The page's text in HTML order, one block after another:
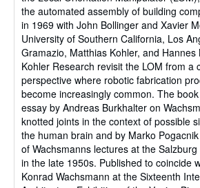
the automated assembly of building
in 1969 with John Bollinger and Xavier
University of Southern California, Los
Gramazio, Matthias Kohler, and
Kohler Research revisit the LOM from a
perspective where robotic fabrication
become increasingly common. The
essay by Andreas Burkhalter on
knotted joints in the context of possible
the human brain and by Marko
of Wachsmanns lectures at the
in the late 1950s. Published to coincide
Konrad Wachsmann at the Sixteenth